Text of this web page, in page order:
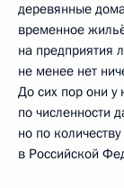
деревянные
временное
на предприятия
не менее нет
До сих пор они у
по численности
но по
в Российской